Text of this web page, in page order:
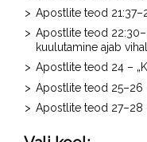
Apostlite teod
Apostlite teod
kuulutamine ajab
Apostlite teod 24 –
Apostlite teod 25–26
Apostlite teod 27–28